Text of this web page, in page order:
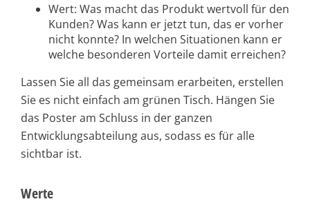
Wert: Was macht das Produkt wertvoll für den
Kunden? Was kann er jetzt tun, das er vorher
nicht konnte? In welchen Situationen kann er
welche besonderen Vorteile damit erreichen?
Lassen Sie all das gemeinsam erarbeiten, erstellen
Sie es nicht einfach am grünen Tisch. Hängen Sie
das Poster am Schluss in der ganzen
Entwicklungsabteilung aus, sodass es für alle
sichtbar ist.
Werte